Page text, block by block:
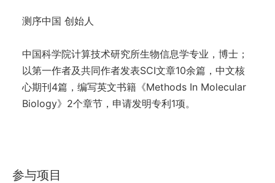
测序中国 创始人
中国科学院计算技术研究所生物信息学专业，博士；
以第一作者及共同作者发表SCI文章10余篇，中文核
心期刊4篇，编写英文书籍《Methods In Molecular
Biology》2个章节，申请发明专利1项。
参与项目